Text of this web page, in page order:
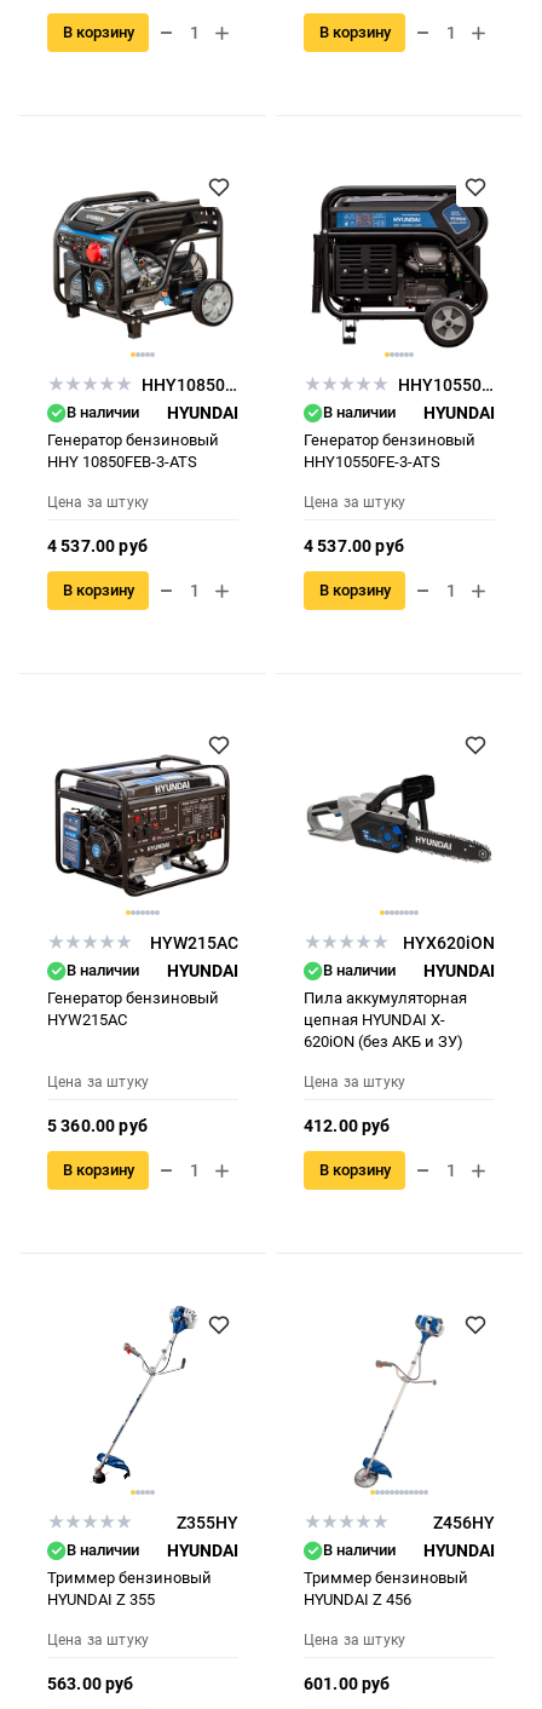
В корзину В корзину
HHY10850FEB-3-ATS
В наличии HYUNDAI
Генератор бензиновый
HHY 10850FEB-3-ATS
Цена за штуку
4 537.00 руб
В корзину
HHY10550FE-3-ATS
В наличии HYUNDAI
Генератор бензиновый
HHY10550FE-3-ATS
Цена за штуку
4 537.00 руб
В корзину
HYW215AC
В наличии HYUNDAI
Генератор бензиновый
HYW215AC
Цена за штуку
5 360.00 руб
В корзину
HYX620iON
В наличии HYUNDAI
Пила аккумуляторная
цепная HYUNDAI X-
620iON (без АКБ и ЗУ)
Цена за штуку
412.00 руб
В корзину
Z355HY
В наличии HYUNDAI
Триммер бензиновый
HYUNDAI Z 355
Цена за штуку
563.00 руб
Z456HY
В наличии HYUNDAI
Триммер бензиновый
HYUNDAI Z 456
Цена за штуку
601.00 руб